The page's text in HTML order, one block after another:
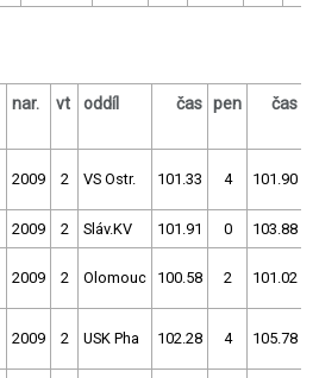
nar. vt oddíl čas pen čas
2009 2 VS Ostr. 101.33 4 101.90
2009 2 Sláv.KV 101.91 0 103.88
2009 2 Olomouc 100.58 2 101.02
2009 2 USK Pha 102.28 4 105.78